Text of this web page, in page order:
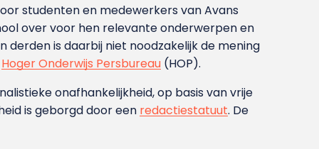
studenten en medewerkers van Avans
over voor hen relevante onderwerpen en
is daarbij niet noodzakelijk de mening
Hoger Onderwijs Persbureau (HOP).
onafhankelijkheid, op basis van vrije
is geborgd door een redactiestatuut. De